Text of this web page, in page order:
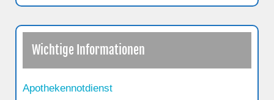
Wichtige Informationen
Apothekennotdienst